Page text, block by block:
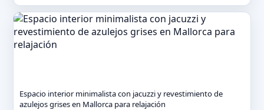
Espacio interior minimalista con jacuzzi y revestimiento de
azulejos grises en Mallorca para relajación